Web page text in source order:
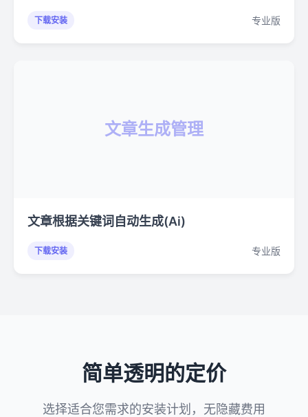
下载安装 专业版
文章生成管理
文章根据关键词自动生成(Ai)
下载安装 专业版
简单透明的定价
选择适合您需求的安装计划，无隐藏费用